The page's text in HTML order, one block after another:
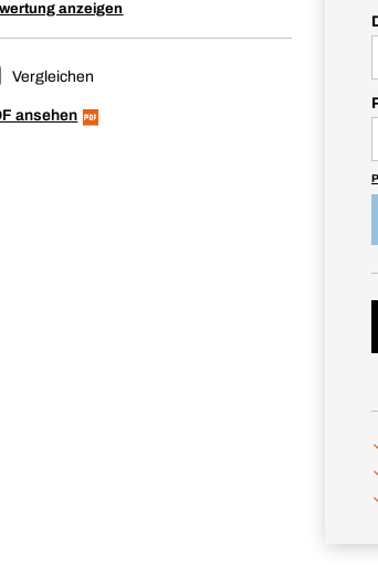
anzeigen
Vergleichen
ansehen